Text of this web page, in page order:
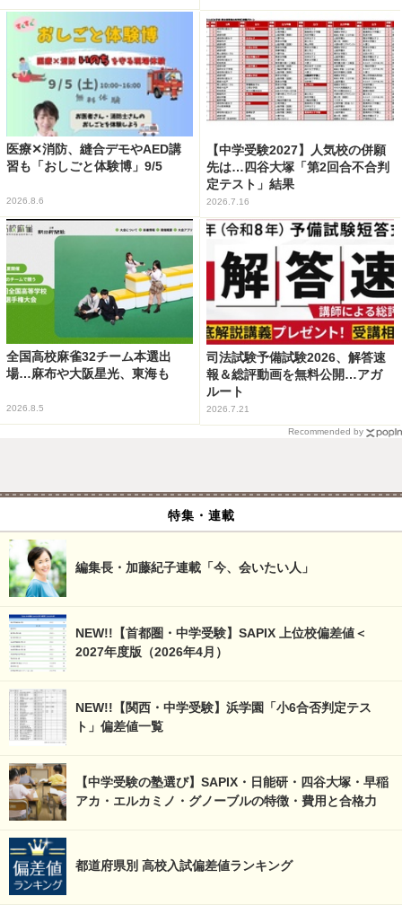
医療✕消防、縫合デモやAED講
習も「おしごと体験博」9/5
2026.8.6
【中学受験2027】人気校の併願
先は…四谷大塚「第2回合不合判
定テスト」結果
2026.7.16
全国高校麻雀32チーム本選出
場…麻布や大阪星光、東海も
2026.8.5
司法試験予備試験2026、解答速
報＆総評動画を無料公開…アガ
ルート
2026.7.21
Recommended by
特集・連載
編集長・加藤紀子連載「今、会いたい人」
NEW!!【首都圏・中学受験】SAPIX 上位校偏差値＜
2027年度版（2026年4月）
NEW!!【関西・中学受験】浜学園「小6合否判定テス
ト」偏差値一覧
【中学受験の塾選び】SAPIX・日能研・四谷大塚・早稲
アカ・エルカミノ・グノーブルの特徴・費用と合格力
都道府県別 高校入試偏差値ランキング